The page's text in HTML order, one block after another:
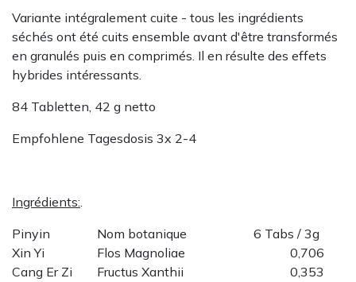
Variante intégralement cuite - tous les ingrédients
séchés ont été cuits ensemble avant d'être transformés
en granulés puis en comprimés. Il en résulte des effets
hybrides intéressants.
84 Tabletten, 42 g netto
Empfohlene Tagesdosis 3x 2-4
Ingrédients:.
Pinyin
Nom botanique
6 Tabs / 3g
Xin Yi
Flos Magnoliae
0,706
Cang Er Zi
Fructus Xanthii
0,353